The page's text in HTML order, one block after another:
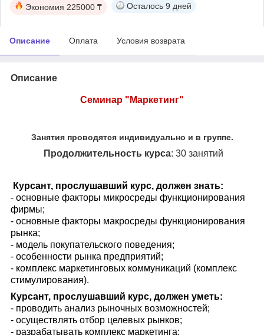
Экономия 225000 ₸ Осталось 9 дней
Описание Оплата Условия возврата
Описание
Семинар "Маркетинг"
Занятия проводятся индивидуально и в группе.
Продолжительность курса: 30 занятий
Курсант, прослушавший курс, должен знать:
- основные факторы микросреды функционирования
фирмы;
- основные факторы макросреды функционирования
рынка;
- модель покупательского поведения;
- особенности рынка предприятий;
- комплекс маркетинговых коммуникаций (комплекс
стимулирования).
Курсант, прослушавший курс, должен уметь:
- проводить анализ рыночных возможностей;
- осуществлять отбор целевых рынков;
- разрабатывать комплекс маркетинга;